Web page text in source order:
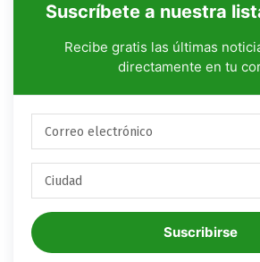
Suscríbete a nuestra
Recibe gratis las últimas
directamente en tu
Suscribirse